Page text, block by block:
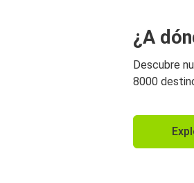
¿A
Descubre
8000